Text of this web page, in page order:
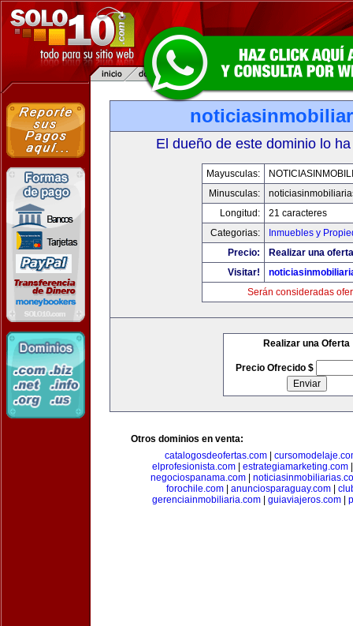
El dueño de este dominio lo
Mayusculas:
Minusculas:
Longitud:
21 caracteres
Categorias:
Inmuebles y
Precio:
Realizar una
Visitar!
Serán consideradas
Realizar una Oferta
Precio Ofrecido $
Otros dominios en venta:
catalogosdeofertas.com|
elprofesionista.com
estrategiamarketing.com
negociospanama.com
forochile.com| anunciosparaguay.com|
gerenciainmobiliaria.com
guiaviajeros.com